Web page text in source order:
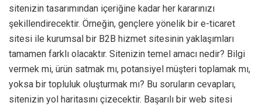
sitenizin tasarımından içeriğine kadar her kararınızı
şekillendirecektir. Örneğin, gençlere yönelik bir e-ticaret
sitesi ile kurumsal bir B2B hizmet sitesinin yaklaşımları
tamamen farklı olacaktır. Sitenizin temel amacı nedir? Bilgi
vermek mi, ürün satmak mı, potansiyel müşteri toplamak mı,
yoksa bir topluluk oluşturmak mı? Bu soruların cevapları,
sitenizin yol haritasını çizecektir. Başarılı bir web sitesi